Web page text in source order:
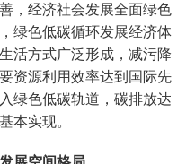
，经济社会发展全面绿色
绿色低碳循环发展经济体
活方式广泛形成，减污降
资源利用效率达到国际先
绿色低碳轨道，碳排放达
本实现。